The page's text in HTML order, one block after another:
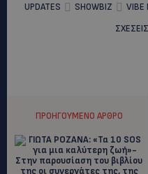
UPDATES SHOWBIZ VIBE
ΣΧΕΣΕΙΣ
ΠΡΟΗΓΟΎΜΕΝΟ ΆΡΘΡΟ